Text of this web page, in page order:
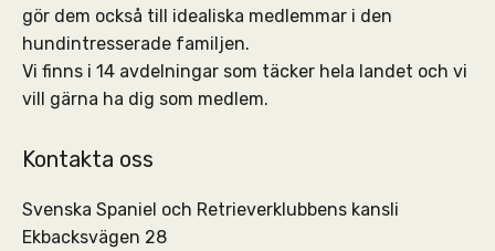
gör dem också till idealiska medlemmar i den
hundintresserade familjen.
Vi finns i 14 avdelningar som täcker hela landet och vi
vill gärna ha dig som medlem.
Kontakta oss
Svenska Spaniel och Retrieverklubbens kansli
Ekbacksvägen 28